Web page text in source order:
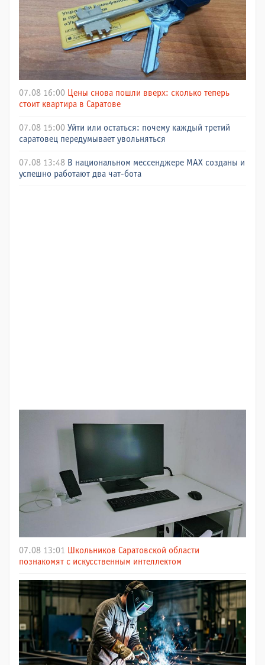
07.08 16:00 Цены снова пошли вверх: сколько теперь
стоит квартира в Саратове
07.08 15:00 Уйти или остаться: почему каждый третий
саратовец передумывает увольняться
07.08 13:48 В национальном мессенджере МАХ созданы и
успешно работают два чат-бота
07.08 13:01
Школьников Саратовской области
познакомят с искусственным интеллектом